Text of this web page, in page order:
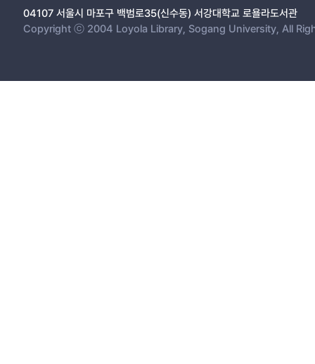
04107 서울시 마포구 백범로35(신수동) 서강대학교 로욜라도서관
Copyright ⓒ 2004 Loyola Library, Sogang University, All